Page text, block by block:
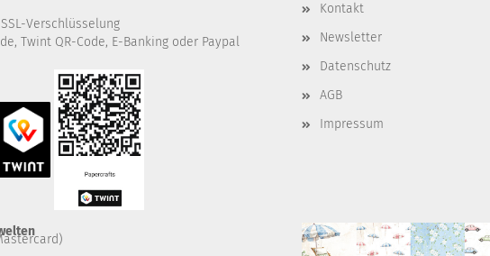
Verschlüsselung
Twint QR-Code, E-Banking oder Paypal
Kontakt
Newsletter
Datenschutz
AGB
Impressum